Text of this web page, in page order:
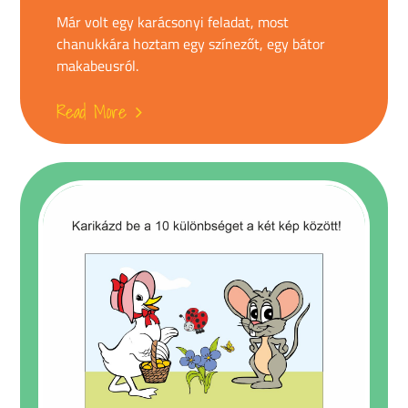
Már volt egy karácsonyi feladat, most
chanukkára hoztam egy színezőt, egy bátor
makabeusról.
Read More